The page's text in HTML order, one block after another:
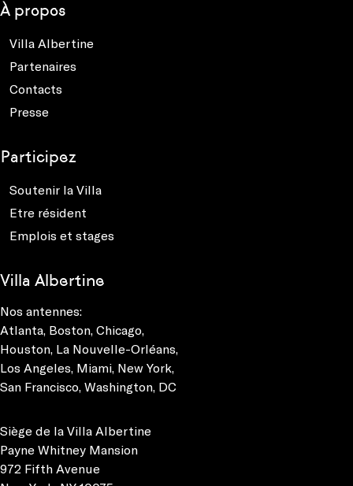
À propos
Villa Albertine
Partenaires
Contacts
Presse
Participez
Soutenir la Villa
Etre résident
Emplois et stages
Villa Albertine
Nos antennes:
Atlanta, Boston, Chicago,
Houston, La Nouvelle-Orléans,
Los Angeles, Miami, New York,
San Francisco, Washington, DC
Siège de la Villa Albertine
Payne Whitney Mansion
972 Fifth Avenue